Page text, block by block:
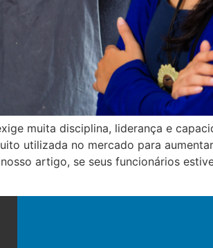
muita disciplina, liderança e
utilizada no mercado para
artigo, se seus funcionários